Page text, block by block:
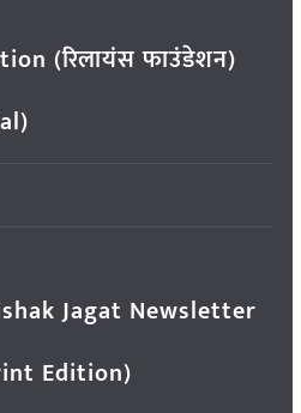
(रिलायंस फाउंडेशन)
Jagat Newsletter
Edition)